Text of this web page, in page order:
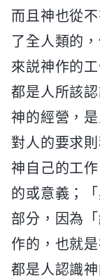
而且神也從
了全人類的
來説神作的
都是人所該
神的經營，
對人的要求
神自己的工
的或意義；
部分，因為
作的，也就
都是人認識